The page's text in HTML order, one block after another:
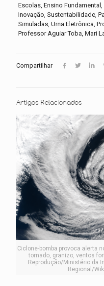
Escolas, Ensino
Inovação, Sustentabilidade,
Simuladas, Urna Eletrônica,
Professor Aguiar Toba, Mari
Compartilhar
Artigos Relacionados
Ciclone-bomba provoca alerta
tornado, granizo, ventos
Reprodução/Ministério da
Regional/